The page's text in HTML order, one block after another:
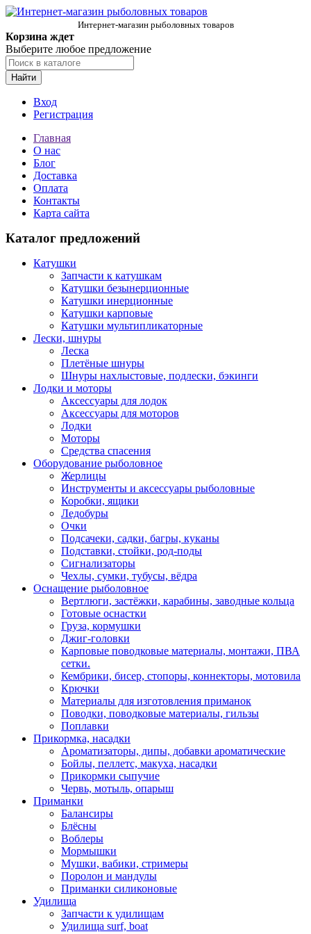
Интернет-магазин рыболовных товаров
Корзина ждет
Выберите любое предложение
Найти
Вход
Регистрация
Главная
О нас
Блог
Доставка
Оплата
Контакты
Карта сайта
Каталог предложений
Катушки
Запчасти к катушкам
Катушки безынерционные
Катушки инерционные
Катушки карповые
Катушки мультипликаторные
Лески, шнуры
Леска
Плетёные шнуры
Шнуры нахлыстовые, подлески, бэкинги
Лодки и моторы
Аксессуары для лодок
Аксессуары для моторов
Лодки
Моторы
Средства спасения
Оборудование рыболовное
Жерлицы
Инструменты и аксессуары рыболовные
Коробки, ящики
Ледобуры
Очки
Подсачеки, садки, багры, куканы
Подставки, стойки, род-поды
Сигнализаторы
Чехлы, сумки, тубусы, вёдра
Оснащение рыболовное
Вертлюги, застёжки, карабины, заводные кольца
Готовые оснастки
Груза, кормушки
Джиг-головки
Карповые поводковые материалы, монтажи, ПВА
сетки.
Кембрики, бисер, стопоры, коннекторы, мотовила
Крючки
Материалы для изготовления приманок
Поводки, поводковые материалы, гильзы
Поплавки
Прикормка, насадки
Ароматизаторы, дипы, добавки ароматические
Бойлы, пеллетс, макуха, насадки
Прикормки сыпучие
Червь, мотыль, опарыш
Приманки
Балансиры
Блёсны
Воблеры
Мормышки
Мушки, вабики, стримеры
Поролон и мандулы
Приманки силиконовые
Удилища
Запчасти к удилищам
Удилища surf, boat